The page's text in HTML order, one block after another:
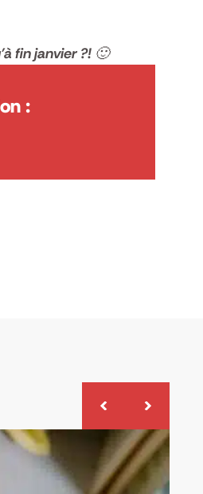
fin janvier ?! 🙂
: